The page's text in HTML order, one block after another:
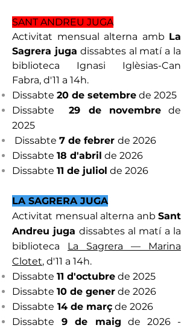
SANT ANDREU JUGA
Activitat mensual alterna amb La
Sagrera juga dissabtes al matí a la
biblioteca Ignasi Iglèsias-Can
Fabra, d'11 a 14h.
Dissabte 20 de setembre de 2025
Dissabte29 de novembrede
2025
Dissabte 7 de febrer de 2026
Dissabte 18 d'abril de 2026
Dissabte 11 de juliol de 2026
LA SAGRERA JUGA
Activitat mensual alterna anb Sant
Andreu juga dissabtes al matí a la
biblioteca La Sagrera — Marina
Clotet, d'11 a 14h.
Dissabte 11 d'octubre de 2025
Dissabte 10 de gener de 2026
Dissabte 14 de març de 2026
Dissabte 9 de maig de 2026 -